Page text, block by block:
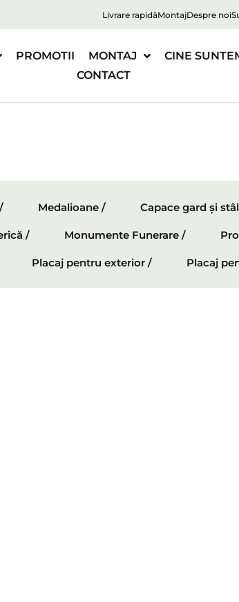
Livrare rapidăMontajDespre noi
PROMOTII MONTAJ CINE
CONTACT
Medalioane / Capace gard și
/ Monumente Funerare /
Placaj pentru exterior / Placaj